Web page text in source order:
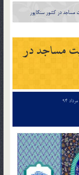
مساجد در كشور سنگاپور
مساجد در